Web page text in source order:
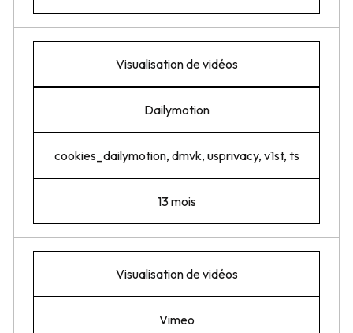
Visualisation de vidéos
Dailymotion
cookies_dailymotion, dmvk, usprivacy, v1st, ts
13 mois
Visualisation de vidéos
Vimeo